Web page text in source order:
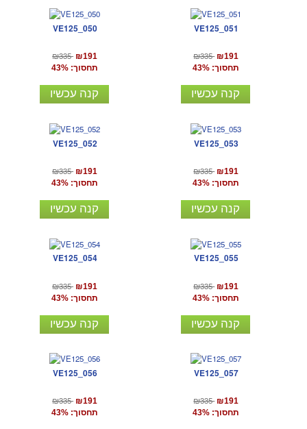
VE125_050
₪335 ₪191
תחסוך: 43%
קנה עכשיו
VE125_051
₪335 ₪191
תחסוך: 43%
קנה עכשיו
VE125_052
₪335 ₪191
תחסוך: 43%
קנה עכשיו
VE125_053
₪335 ₪191
תחסוך: 43%
קנה עכשיו
VE125_054
₪335 ₪191
תחסוך: 43%
קנה עכשיו
VE125_055
₪335 ₪191
תחסוך: 43%
קנה עכשיו
VE125_056
₪335 ₪191
תחסוך: 43%
VE125_057
₪335 ₪191
תחסוך: 43%